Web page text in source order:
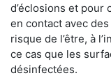
d’éclosions et pour
en contact avec
risque de l’être, à
ce cas que les
désinfectées.